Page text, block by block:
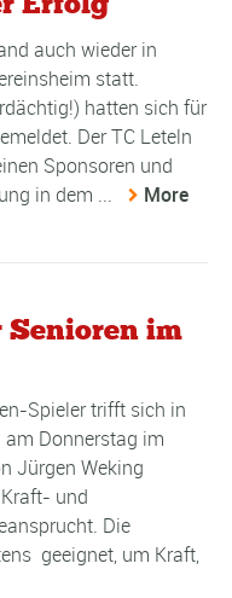
auch wieder in
statt.
hatten sich für
Der TC Leteln
Sponsoren und
in dem ...
More
im
Spieler trifft sich in
Donnerstag im
Jürgen Weking
und
Die
geeignet, um Kraft,